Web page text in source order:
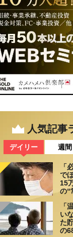
人気記事
デイリー 週間
「
で
15
の“
社
通
「
い
た
の